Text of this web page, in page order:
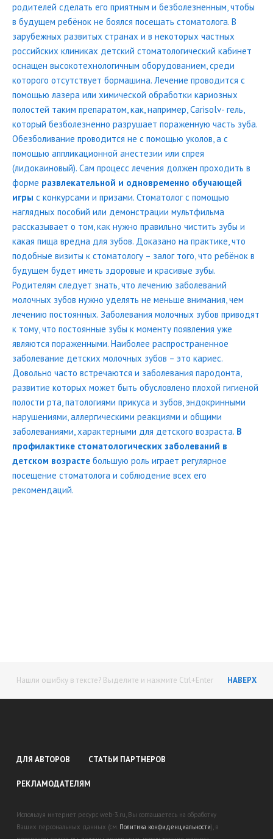
родителей сделать его приятным и безболезненным, чтобы
в будущем ребёнок не боялся посещать стоматолога. В
зарубежных развитых странах и в некоторых частных
российских клиниках детский стоматологический кабинет
оснащен высокотехнологичным оборудованием, среди
которого отсутствует бормашина. Лечение проводится с
помощью лазера или химической обработки кариозных
полостей таким препаратом, как, например, Carisolv- гель,
который безболезненно разрушает пораженную часть зуба.
Обезболивание проводится не с помощью уколов, а с
помощью аппликационной анестезии или спрея
(лидокаиновый). Сам процесс лечения должен проходить в
форме развлекательной и одновременно обучающей
игры с конкурсами и призами. Стоматолог с помощью
наглядных пособий или демонстрации мультфильма
рассказывает о том, как нужно правильно чистить зубы и
какая пища вредна для зубов. Доказано на практике, что
подобные визиты к стоматологу – залог того, что ребёнок в
будущем будет иметь здоровые и красивые зубы.
Родителям следует знать, что лечению заболеваний
молочных зубов нужно уделять не меньше внимания, чем
лечению постоянных. Заболевания молочных зубов приводят
к тому, что постоянные зубы к моменту появления уже
являются пораженными. Наиболее распространенное
заболевание детских молочных зубов – это кариес.
Довольно часто встречаются и заболевания пародонта,
развитие которых может быть обусловлено плохой гигиеной
полости рта, патологиями прикуса и зубов, эндокринными
нарушениями, аллергическими реакциями и общими
заболеваниями, характерными для детского возраста. В
профилактике стоматологических заболеваний в
детском возрасте большую роль играет регулярное
посещение стоматолога и соблюдение всех его
рекомендаций.
Нашли ошибку в тексте? Выделите и нажмите Ctrl+Enter НАВЕРХ
ДЛЯ АВТОРОВ СТАТЬИ ПАРТНЕРОВ
РЕКЛАМОДАТЕЛЯМ
Используя интернет ресурс web-3.ru, Вы соглашаетесь на обработку
Ваших персональных данных (см. Политика конфиденциальности), в